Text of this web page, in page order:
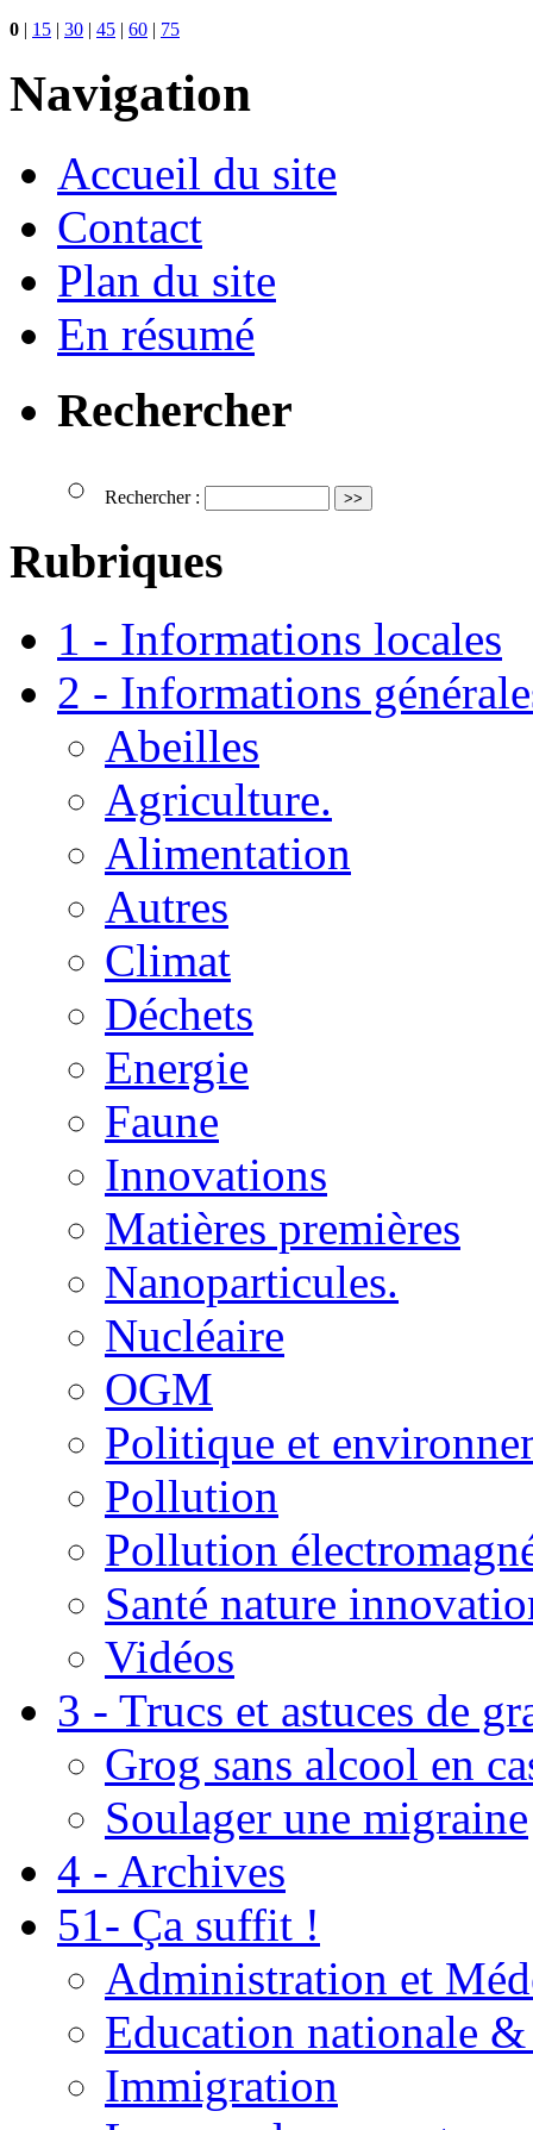
0 | 15 | 30 | 45 | 60 | 75
Navigation
Accueil du site
Contact
Plan du site
En résumé
Rechercher
Rechercher :
Rubriques
1 - Informations locales
2 - Informations
Abeilles
Agriculture.
Alimentation
Autres
Climat
Déchets
Energie
Faune
Innovations
Matières premières
Nanoparticules.
Nucléaire
OGM
Politique et
Pollution
Pollution
Santé nature
Vidéos
3 - Trucs et astuces de
Grog sans alcool en
Soulager une migraine
4 - Archives
51- Ça suffit !
Administration et
Education nationale
Immigration